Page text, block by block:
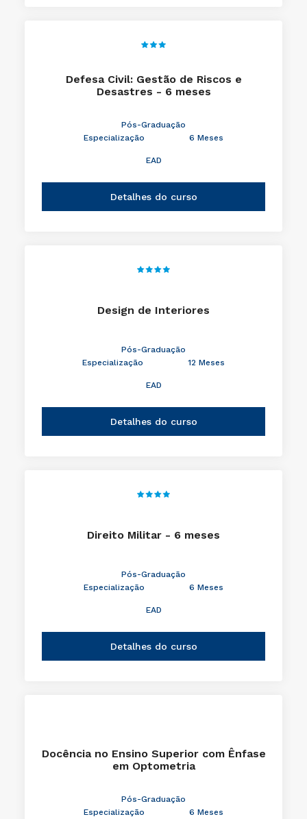
Defesa Civil: Gestão de Riscos e
Desastres - 6 meses
Pós-Graduação
Especialização
6 Meses
EAD
Detalhes do curso
Design de Interiores
Pós-Graduação
Especialização
12 Meses
EAD
Detalhes do curso
Direito Militar - 6 meses
Pós-Graduação
Especialização
6 Meses
EAD
Detalhes do curso
Docência no Ensino Superior com Ênfase
em Optometria
Pós-Graduação
Especialização
6 Meses